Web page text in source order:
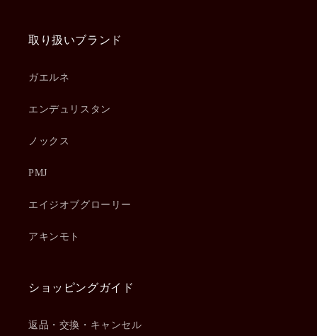
取り扱いブランド
ガエルネ
エンデュリスタン
ノックス
PMJ
エイジオブグローリー
アキンモト
ショッピングガイド
返品・交換・キャンセル